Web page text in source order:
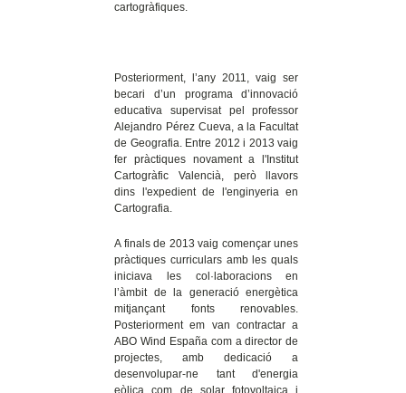
cartogràfiques.
Posteriorment, l’any 2011, vaig ser
becari d’un programa d’innovació
educativa supervisat pel professor
Alejandro Pérez Cueva, a la Facultat
de Geografia. Entre 2012 i 2013 vaig
fer pràctiques novament a l'Institut
Cartogràfic Valencià, però llavors
dins l'expedient de l'enginyeria en
Cartografia.
A finals de 2013 vaig començar unes
pràctiques curriculars amb les quals
iniciava les col·laboracions en
l’àmbit de la generació energètica
mitjançant fonts renovables.
Posteriorment em van contractar a
ABO Wind España com a director de
projectes, amb dedicació a
desenvolupar-ne tant d'energia
eòlica com de solar fotovoltaica i